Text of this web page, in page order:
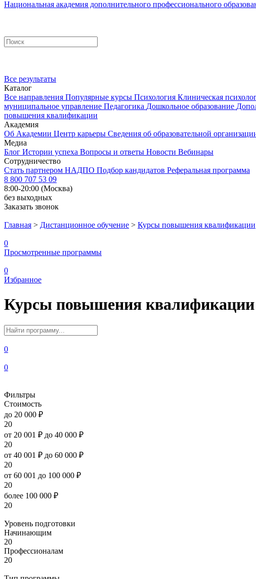
Национальная академия дополнительного профессионального
Все результаты
Каталог
Все направления Популярные курсы Психология Клиническая
муниципальное управление Педагогика Дошкольное образование
повышения квалификации
Академия
Об Академии Центр карьеры Сведения об образовательной
Медиа
Блог Истории успеха Вопросы и ответы Новости Вебинары
Сотрудничество
Стать партнером НАДПО Подбор кандидатов Реферальная программа
8 800 707 53 09
8:00-20:00 (Москва)
без выходных
Заказать звонок
Главная > Дистанционное обучение > Курсы повышения квалификации
0
Просмотренные программы
0
Избранное
Курсы повышения квалификации
0
0
Фильтры
Стоимость
до 20 000 ₽
20
от 20 001 ₽ до 40 000 ₽
20
от 40 001 ₽ до 60 000 ₽
20
от 60 001 до 100 000 ₽
20
более 100 000 ₽
20
Уровень подготовки
Начинающим
20
Профессионалам
20